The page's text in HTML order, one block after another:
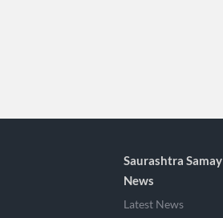
Saurashtra Samay
News
Latest News